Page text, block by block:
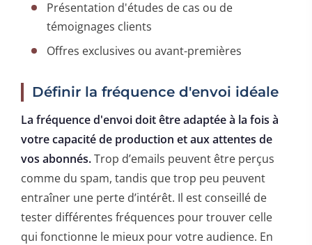
Présentation d'études de cas ou de
témoignages clients
Offres exclusives ou avant-premières
Définir la fréquence d'envoi idéale
La fréquence d'envoi doit être adaptée à la fois à
votre capacité de production et aux attentes de
vos abonnés.Trop d’emails peuvent être perçus
comme du spam, tandis que trop peu peuvent
entraîner une perte d’intérêt. Il est conseillé de
tester différentes fréquences pour trouver celle
qui fonctionne le mieux pour votre audience. En